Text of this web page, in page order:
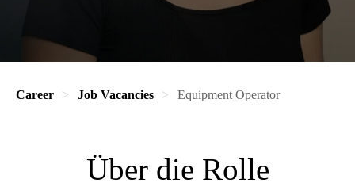
Career Job Vacancies Equipment Operator
Über die Rolle